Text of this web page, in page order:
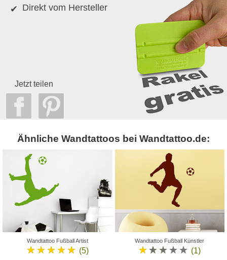
Direkt vom Hersteller
Jetzt teilen
Ähnliche Wandtattoos bei Wandtattoo.de:
Wandtattoo Fußball Artist
★★★★★ (5)
Wandtattoo Fußball Künstler
★★★★★ (1)